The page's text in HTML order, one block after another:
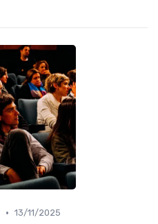
• 13/11/2025